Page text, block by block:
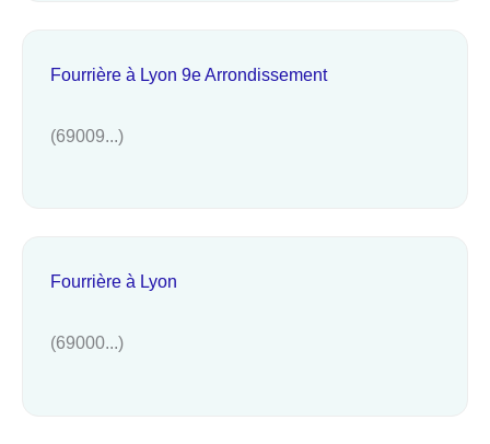
Fourrière à Lyon 9e Arrondissement
(69009...)
Fourrière à Lyon
(69000...)